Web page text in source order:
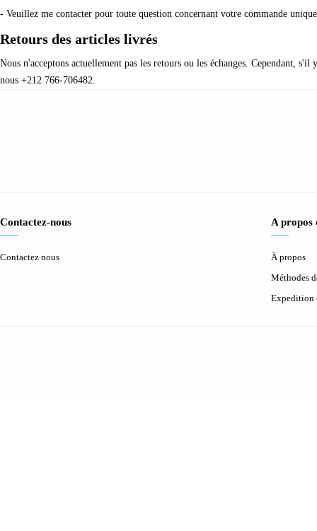
- Veuillez me contacter pour toute question concernant votre commande
Retours des articles livrés
Nous n'acceptons actuellement pas les retours ou les échanges. Cependant,
nous +212 766-706482.
Contactez-nous
Contactez nous
A propos
À propos
Méthodes
Expedition